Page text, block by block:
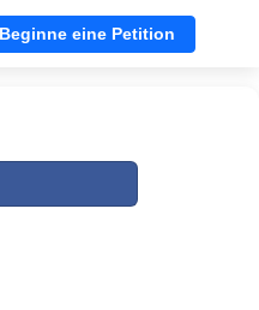
Beginne eine Petition